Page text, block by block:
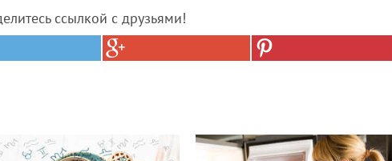
ссылкой с друзьями!